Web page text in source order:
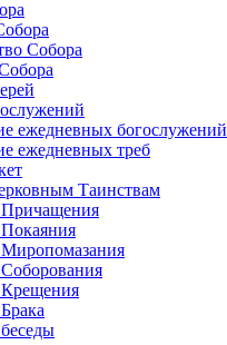
Собора
ежедневных богослужений
ежедневных треб
Таинствам